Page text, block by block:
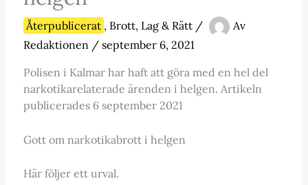
Återpublicerat , Brott, Lag & Rätt/
Av
Redaktionen / september 6, 2021
Polisen i Kalmar har haft att göra med en hel del
narkotikarelaterade ärenden i helgen. Artikeln
publicerades 6 september 2021
Gott om narkotikabrott i helgen
Här följer ett urval.